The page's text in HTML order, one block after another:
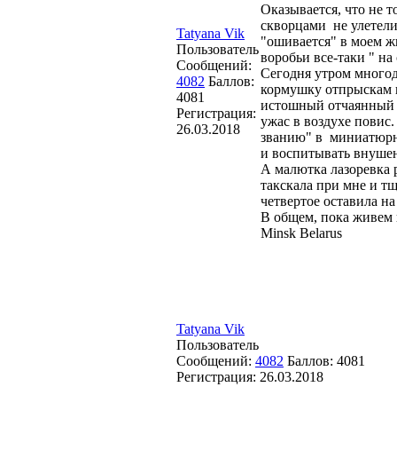
Tatyana Vik
Пользователь
Сообщений:
4082 Баллов:
4081
Регистрация:
26.03.2018
Оказывается, что не
скворцами не
"ошивается" в моем
воробьи все-таки " на
Сегодня утром
кормушку отпрыскам
истошный отчаянный
ужас в воздухе
званию" в
и воспитывать
А малютка лазоревка
такскала при мне и
четвертое оставила
В общем, пока живем
Minsk Belarus
Tatyana Vik
Пользователь
Сообщений: 4082 Баллов: 4081
Регистрация: 26.03.2018